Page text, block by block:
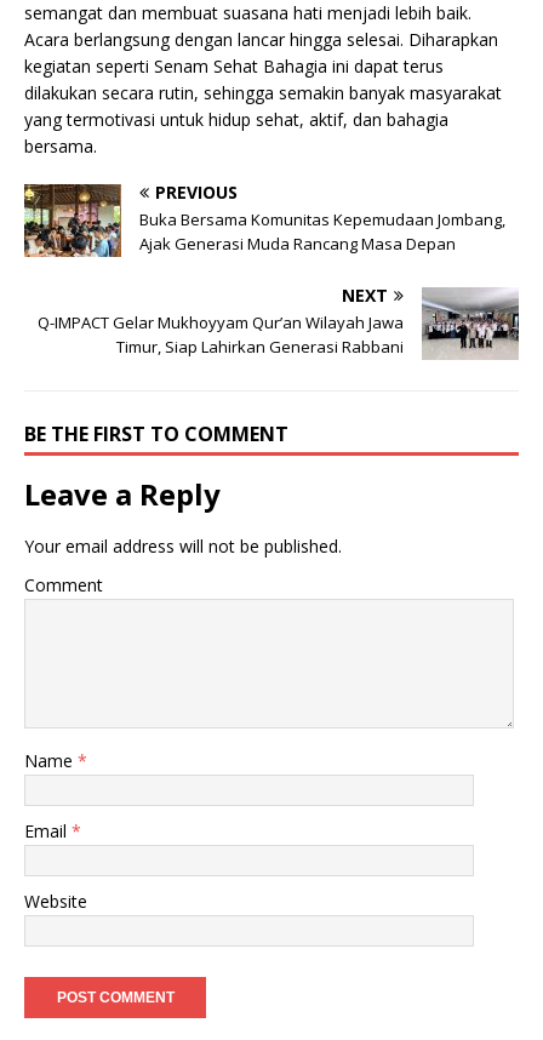
semangat dan membuat suasana hati menjadi lebih baik.
Acara berlangsung dengan lancar hingga selesai. Diharapkan
kegiatan seperti Senam Sehat Bahagia ini dapat terus
dilakukan secara rutin, sehingga semakin banyak masyarakat
yang termotivasi untuk hidup sehat, aktif, dan bahagia
bersama.
PREVIOUS
Buka Bersama Komunitas Kepemudaan Jombang,
Ajak Generasi Muda Rancang Masa Depan
NEXT
Q-IMPACT Gelar Mukhoyyam Qur’an Wilayah Jawa
Timur, Siap Lahirkan Generasi Rabbani
BE THE FIRST TO COMMENT
Leave a Reply
Your email address will not be published.
Comment
Name *
Email *
Website